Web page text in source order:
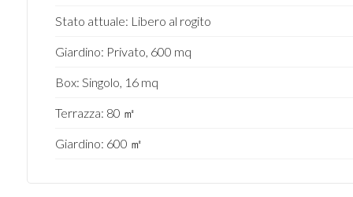
Stato attuale: Libero al rogito
Giardino: Privato, 600 mq
Box: Singolo, 16 mq
Terrazza: 80 ㎡
Giardino: 600 ㎡